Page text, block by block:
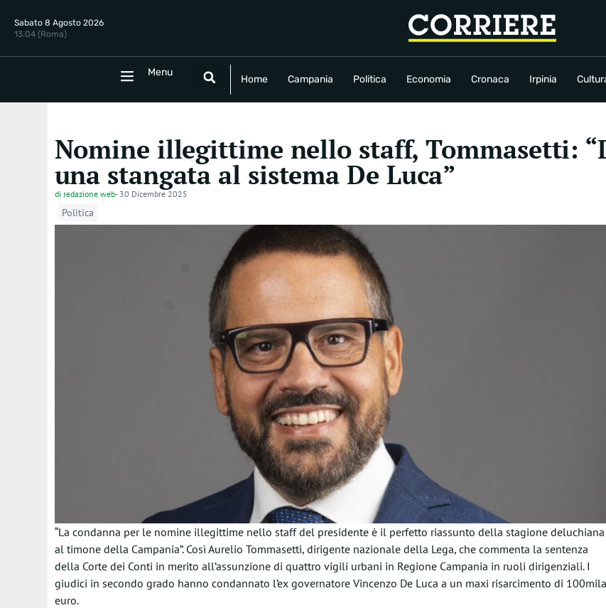
Sabato 8 Agosto 2026
13.04 (Roma)
Menu
Home Campania Politica Economia Cronaca Irpinia
Home Campania Politica Economia Cronaca Irpinia Sport
Nomine illegittime nello staff, Tommasetti:
una stangata al sistema De Luca”
di redazione web- 30 Dicembre 2025
Politica
“La condanna per le nomine illegittime nello staff del presidente è il perfetto riassunto della stagione deluchiana
al timone della Campania”. Così Aurelio Tommasetti, dirigente nazionale della Lega, che commenta la sentenza
della Corte dei Conti in merito all’assunzione di quattro vigili urbani in Regione Campania in ruoli dirigenziali. I
giudici in secondo grado hanno condannato l’ex governatore Vincenzo De Luca a un maxi risarcimento di 100mila
euro.